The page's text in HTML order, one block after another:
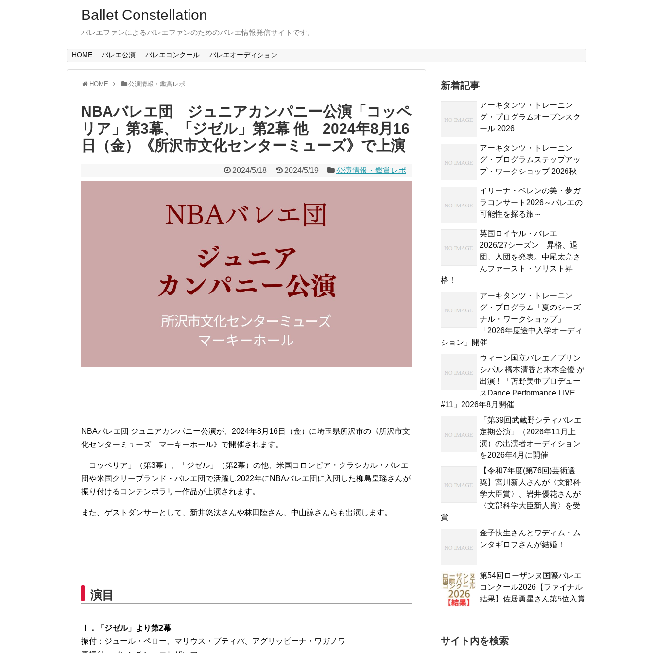
Ballet Constellation
バレエファンによるバレエファンのためのバレエ情報発信サイトです。
HOME バレエ公演 バレエコンクール バレエオーディション
HOME 公演情報・鑑賞レポ
NBAバレエ団 ジュニアカンパニー公演「コッペ
リア」第3幕、「ジゼル」第2幕 他 2024年8月16
日（金）《所沢市文化センターミューズ》で上演
2024/5/18 2024/5/19 公演情報・鑑賞レポ
NBAバレエ団 ジュニアカンパニー公演が、2024年8月16日（金）に埼玉県所沢市の《所沢市文
化センターミューズ マーキーホール》で開催されます。
「コッペリア」（第3幕）、「ジゼル」（第2幕）の他、⽶国コロンビア・クラシカル・バレエ
団や⽶国クリーブランド・バレエ団で活躍し2022年にNBAバレエ団に⼊団した柳島皇瑶さんが
振り付けるコンテンポラリー作品が上演されます。
また、ゲストダンサーとして、新井悠汰さんや林田陸さん、中山諒さんらも出演します。
演目
Ⅰ．「ジゼル」より第2幕
振付：ジュール・ペロー、マリウス・プティパ、アグリッピーナ・ワガノワ
新着記事
アーキタンツ・トレーニン
グ・プログラムオープンスク
ール 2026
アーキタンツ・トレーニン
グ・プログラムステップアッ
プ・ワークショップ 2026秋
イリーナ・ペレンの美・夢ガ
ラコンサート2026～バレエの
可能性を探る旅～
英国ロイヤル・バレエ
2026/27シーズン 昇格、退
団、入団を発表。中尾太亮さ
んファースト・ソリスト昇
格！
アーキタンツ・トレーニン
グ・プログラム「夏のシーズ
ナル・ワークショップ」
「2026年度途中入学オーディ
ション」開催
ウィーン国立バレエ／プリン
シパル 橋本清香と木本全優 が
出演！「苫野美亜プロデュー
スDance Performance LIVE
#11」2026年8月開催
「第39回武蔵野シティバレエ
定期公演」（2026年11月上
演）の出演者オーディション
を2026年4月に開催
【令和7年度(第76回)芸術選
奨】宮川新大さんが〈文部科
学大臣賞〉、岩井優花さんが
〈文部科学大臣新人賞〉を受
賞
金子扶生さんとワディム・ム
ンタギロフさんが結婚！
第54回ローザンヌ国際バレエ
コンクール2026【ファイナル
結果】佐居勇星さん第5位入賞
サイト内を検索